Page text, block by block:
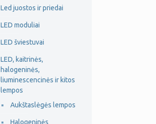
Led juostos ir priedai
LED moduliai
LED šviestuvai
LED, kaitrinės,
halogeninės,
liuminescencinės ir kitos
lempos
Aukštaslėgės lempos
Halogeninės